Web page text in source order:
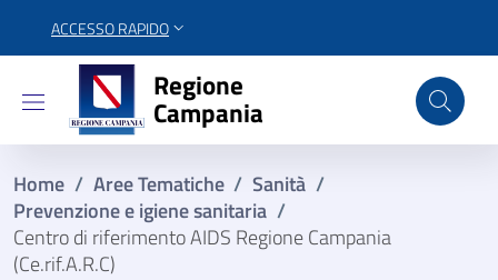
ACCESSO RAPIDO
Regione Campania
Regione
Campania
Home / Aree Tematiche / Sanità /
Prevenzione e igiene sanitaria /
Centro di riferimento AIDS Regione Campania
(Ce.rif.A.R.C)